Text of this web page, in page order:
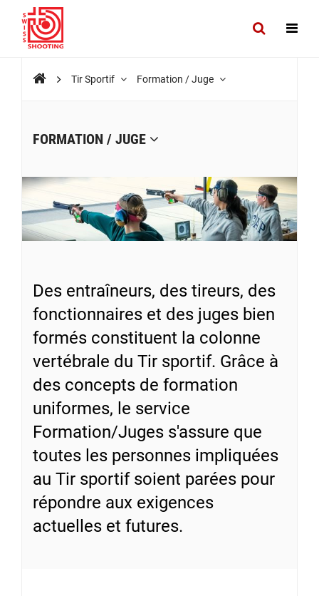
Tir Sportif Formation / Juge
FORMATION / JUGE
Des entraîneurs, des tireurs, des
fonctionnaires et des juges bien
formés constituent la colonne
vertébrale du Tir sportif. Grâce à
des concepts de formation
uniformes, le service
Formation/Juges s'assure que
toutes les personnes impliquées
au Tir sportif soient parées pour
répondre aux exigences
actuelles et futures.